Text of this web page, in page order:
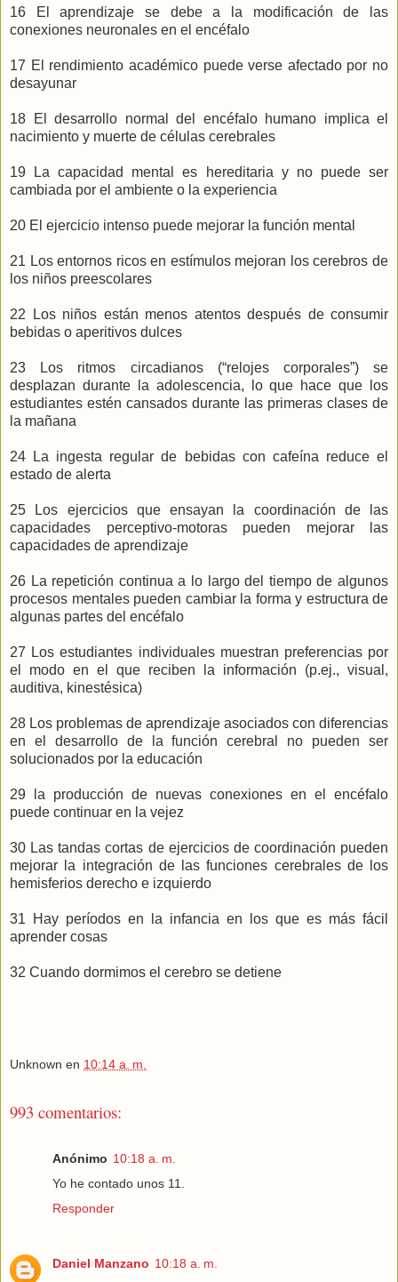
16 El aprendizaje se debe a la modificación de las
conexiones neuronales en el encéfalo
17 El rendimiento académico puede verse afectado por no
desayunar
18 El desarrollo normal del encéfalo humano implica el
nacimiento y muerte de células cerebrales
19 La capacidad mental es hereditaria y no puede ser
cambiada por el ambiente o la experiencia
20 El ejercicio intenso puede mejorar la función mental
21 Los entornos ricos en estímulos mejoran los cerebros de
los niños preescolares
22 Los niños están menos atentos después de consumir
bebidas o aperitivos dulces
23 Los ritmos circadianos (“relojes corporales”) se
desplazan durante la adolescencia, lo que hace que los
estudiantes estén cansados durante las primeras clases de
la mañana
24 La ingesta regular de bebidas con cafeína reduce el
estado de alerta
25 Los ejercicios que ensayan la coordinación de las
capacidades perceptivo-motoras pueden mejorar las
capacidades de aprendizaje
26 La repetición continua a lo largo del tiempo de algunos
procesos mentales pueden cambiar la forma y estructura de
algunas partes del encéfalo
27 Los estudiantes individuales muestran preferencias por
el modo en el que reciben la información (p.ej., visual,
auditiva, kinestésica)
28 Los problemas de aprendizaje asociados con diferencias
en el desarrollo de la función cerebral no pueden ser
solucionados por la educación
29 la producción de nuevas conexiones en el encéfalo
puede continuar en la vejez
30 Las tandas cortas de ejercicios de coordinación pueden
mejorar la integración de las funciones cerebrales de los
hemisferios derecho e izquierdo
31 Hay períodos en la infancia en los que es más fácil
aprender cosas
32 Cuando dormimos el cerebro se detiene
Unknown en 10:14 a. m.
993 comentarios:
Anónimo 10:18 a. m.
Yo he contado unos 11.
Responder
Daniel Manzano 10:18 a. m.